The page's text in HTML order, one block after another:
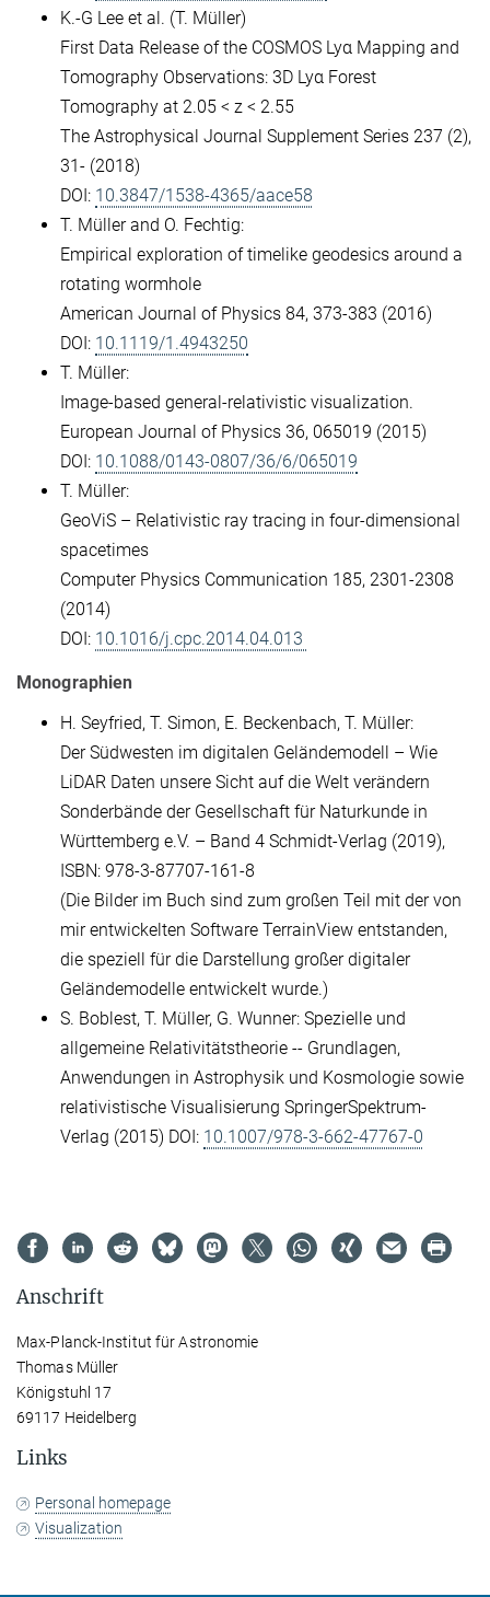
K.-G Lee et al. (T. Müller)
First Data Release of the COSMOS Lyα Mapping and
Tomography Observations: 3D Lyα Forest
Tomography at 2.05 < z < 2.55
The Astrophysical Journal Supplement Series 237 (2),
31- (2018)
DOI: 10.3847/1538-4365/aace58
T. Müller and O. Fechtig:
Empirical exploration of timelike geodesics around a
rotating wormhole
American Journal of Physics 84, 373-383 (2016)
DOI: 10.1119/1.4943250
T. Müller:
Image-based general-relativistic visualization.
European Journal of Physics 36, 065019 (2015)
DOI: 10.1088/0143-0807/36/6/065019
T. Müller:
GeoViS – Relativistic ray tracing in four-dimensional
spacetimes
Computer Physics Communication 185, 2301-2308
(2014)
DOI: 10.1016/j.cpc.2014.04.013
Monographien
H. Seyfried, T. Simon, E. Beckenbach, T. Müller:
Der Südwesten im digitalen Geländemodell – Wie
LiDAR Daten unsere Sicht auf die Welt verändern
Sonderbände der Gesellschaft für Naturkunde in
Württemberg e.V. – Band 4 Schmidt-Verlag (2019),
ISBN: 978-3-87707-161-8
(Die Bilder im Buch sind zum großen Teil mit der von
mir entwickelten Software TerrainView entstanden,
die speziell für die Darstellung großer digitaler
Geländemodelle entwickelt wurde.)
S. Boblest, T. Müller, G. Wunner: Spezielle und
allgemeine Relativitätstheorie -- Grundlagen,
Anwendungen in Astrophysik und Kosmologie sowie
relativistische Visualisierung SpringerSpektrum-
Verlag (2015) DOI: 10.1007/978-3-662-47767-0
Anschrift
Max-Planck-Institut für Astronomie
Thomas Müller
Königstuhl 17
69117 Heidelberg
Links
Personal homepage
Visualization